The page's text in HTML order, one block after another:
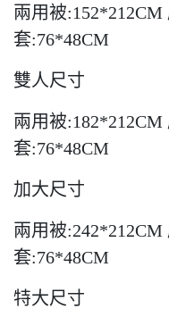
兩用被
套:76*48CM
雙人尺寸
兩用被
套:76*48CM
加大尺寸
兩用被
套:76*48CM
特大尺寸